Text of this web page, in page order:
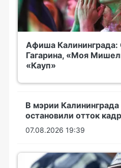
Афиша
Гагарина, «Моя
«Кауп»
В мэрии Калининграда
остановили отток
07.08.2026 19:39